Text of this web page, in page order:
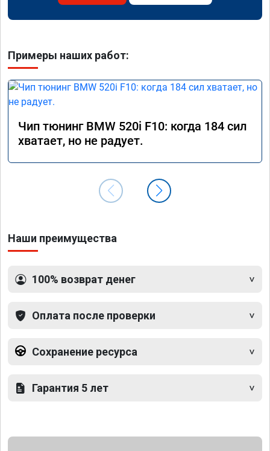
Примеры наших работ:
Чип тюнинг BMW 520i F10: когда 184 сил
хватает, но не радует.
Наши преимущества
100% возврат денег
Оплата после проверки
Сохранение ресурса
Гарантия 5 лет